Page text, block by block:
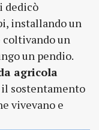
dedicò
installando un
coltivando un
un pendio.
agricola
sostentamento
vivevano e